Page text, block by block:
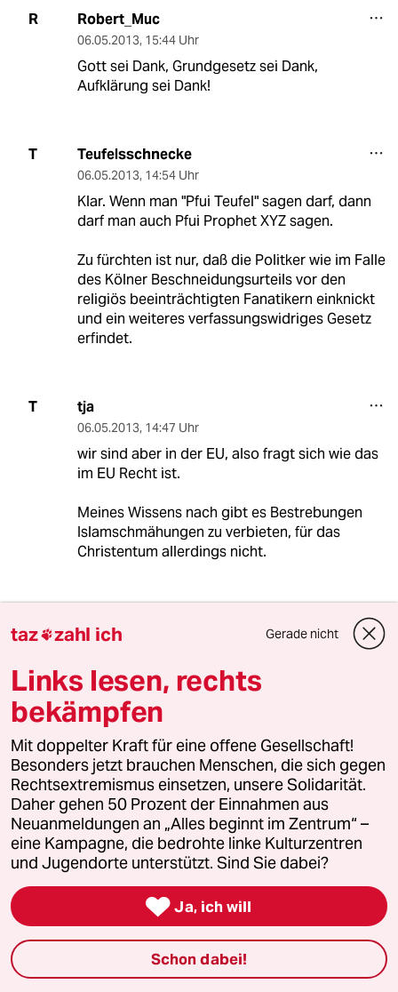
R Robert_Muc
06.05.2013, 15:44 Uhr
Gott sei Dank, Grundgesetz sei Dank,
Aufklärung sei Dank!
T Teufelsschnecke
06.05.2013, 14:54 Uhr
Klar. Wenn man "Pfui Teufel" sagen darf, dann
darf man auch Pfui Prophet XYZ sagen.
Zu fürchten ist nur, daß die Politker wie im Falle
des Kölner Beschneidungsurteils vor den
religiös beeinträchtigten Fanatikern einknickt
und ein weiteres verfassungswidriges Gesetz
erfindet.
T tja
06.05.2013, 14:47 Uhr
wir sind aber in der EU, also fragt sich wie das
im EU Recht ist.
Meines Wissens nach gibt es Bestrebungen
Islamschmähungen zu verbieten, für das
Christentum allerdings nicht.
06.05.2013
Ja, bitte weiter so!
G GegenExtremisten
06.05.2013, 14:35 Uhr
Auf diese windige Aussage wird die TAZ wohl
von jetzt an berufen, bei ihem Kreuzzug gegen
das Christen, Tradition und Kultur in diesem
Land.
06.05.2013,13:55 Uhr
"leicht entzündliche Muslime" und "duldsame
Katholiken", das Rassismus-Bekenntnis aus der
taz zahl ich Gerade nicht
Links lesen, rechts
bekämpfen
Mit doppelter Kraft für eine offene Gesellschaft!
Besonders jetzt brauchen Menschen, die sich gegen
Rechtsextremismus einsetzen, unsere Solidarität.
Daher gehen 50 Prozent der Einnahmen aus
Neuanmeldungen an „Alles beginnt im Zentrum“ –
eine Kampagne, die bedrohte linke Kulturzentren
und Jugendorte unterstützt. Sind Sie dabei?
 Ja, ich will
Schon dabei!